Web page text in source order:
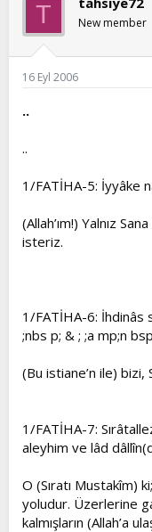
T New member
16 Eyl 2006
..
..
1/FATİHA-5: İyyâke
(Allah’ım!) Yalnız
isteriz.
1/FATİHA-6: İhdinâs
;nbs p; & ; ;a mp;n
(Bu istiane’n ile) bizi,
1/FATİHA-7:
aleyhim ve lâd
O (Sıratı Mustakîm)
yoludur. Üzerlerine
kalmışların (Allah’a